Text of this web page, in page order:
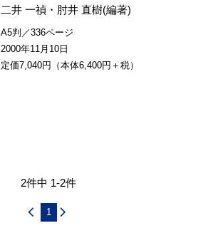
二井 一禎 ・ 肘井 直樹(編著)
A5判／336ページ
2000年11月10日
定価7,040円（本体6,400円＋税）
2件中 1-2件
1